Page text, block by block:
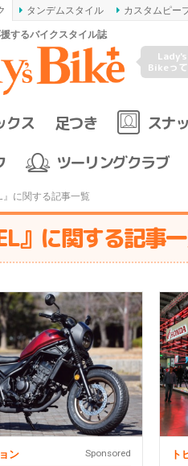
タンデムスタイル カスタムピー
するバイクスタイル誌
Lady's
Bikeっ
クス 足つき スナ
ツーリングクラブ
』に関する記事一覧
』に関する記事
ン Sponsored ト